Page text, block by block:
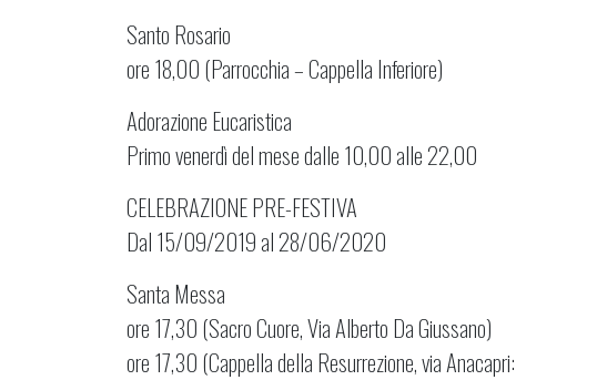
Santo Rosario
ore 18,00 (Parrocchia – Cappella Inferiore)
Adorazione Eucaristica
Primo venerdì del mese dalle 10,00 alle 22,00
CELEBRAZIONE PRE-FESTIVA
Dal 15/09/2019 al 28/06/2020
Santa Messa
ore 17,30 (Sacro Cuore, Via Alberto Da Giussano)
ore 17,30 (Cappella della Resurrezione, via Anacapri: